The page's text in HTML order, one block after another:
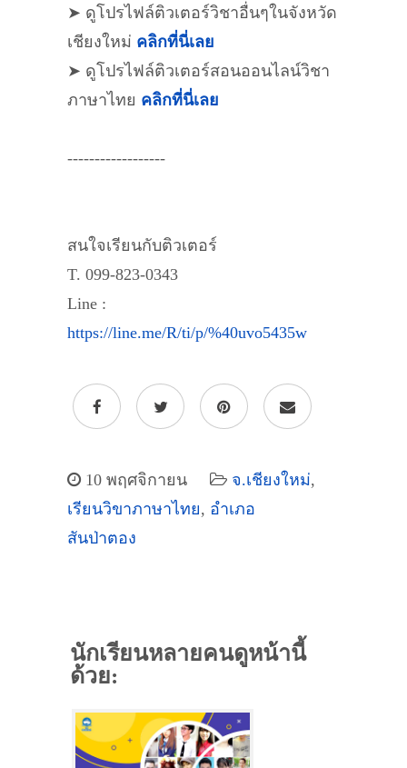
➤ ดูโปรไฟล์ติวเตอร์วิชาอื่นๆในจังหวัด
เชียงใหม่ คลิกที่นี่เลย
➤ ดูโปรไฟล์ติวเตอร์สอนออนไลน์วิชา
ภาษาไทย คลิกที่นี่เลย
------------------
สนใจเรียนกับติวเตอร์
T. 099-823-0343
Line :
https://line.me/R/ti/p/%40uvo5435w
10 พฤศจิกายน จ.เชียงใหม่,
เรียนวิขาภาษาไทย, อำเภอ
สันป่าตอง
นักเรียนหลายคนดูหน้านี้
ด้วย: